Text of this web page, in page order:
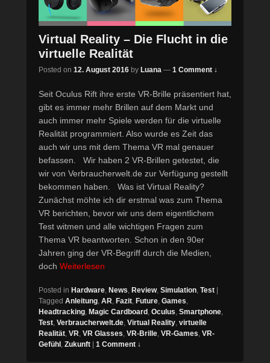
Virtual Reality – Die Flucht in die
virtuelle Realität
Posted on 12. August 2016 by Luana — 1 Comment ↓
Seit Oculus Rift ihre erste VR-Brille präsentiert hat,
gibt es immer mehr Brillen auf dem Markt und
auch immer mehr Spiele werden für die virtuelle
Realität programmiert. Also wurde es Zeit das
auch wir uns mit dem Thema VR mal genauer
befassen. Wir haben 2 VR-Brillen getestet, die
wir von Verbraucherwelt.de zur Verfügung gestellt
bekommen haben. Was ist Virtual Reality?
Zunächst möhte ich dir erstmal was zum Thema
VR berichten, bevor wir uns dem eigentlichem
Test witmen und alle wichtigen Fragen zum
Thema VR beantworten. Schon in den 90er
Jahren ging der VR-Begriff durch die Medien,
doch Weiterlesen
Posted in Hardware, News, Review, Simulation, Test
Tagged Anleitung, AR, Fazit, Future, Games,
Headtracking, Magic Cardboard , Oculus, Smartphone,
Test, Verbraucherwelt.de, Virtual Reality, virtuelle
Realität, VR, VR Glasses, VR-Brille, VR-Games, VR-
Gefühl , Zukunft 1 Comment ↓